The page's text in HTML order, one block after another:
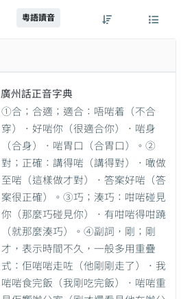
粵語讀音
廣州話正音字典
①合；合適；適合：唔啱着（不合
穿）．好啱你（很適合你）．啱身
（合身）．啱胃口（合胃口）。②
對；正確：講得啱（講得對）．噉做
至啱（這樣做才對）．答案好啱（答
案很正確）。③巧；湊巧：咁啱碰見
你（那麼巧碰見你）．有咁啱得咁蹺
（就那麼湊巧）。④副詞，剛；剛
才，表示時間不久，一般多用重疊
式：佢啱啱走咗（他剛剛走了）．我
啱啱食完飯（我剛吃完飯）．啱啱重